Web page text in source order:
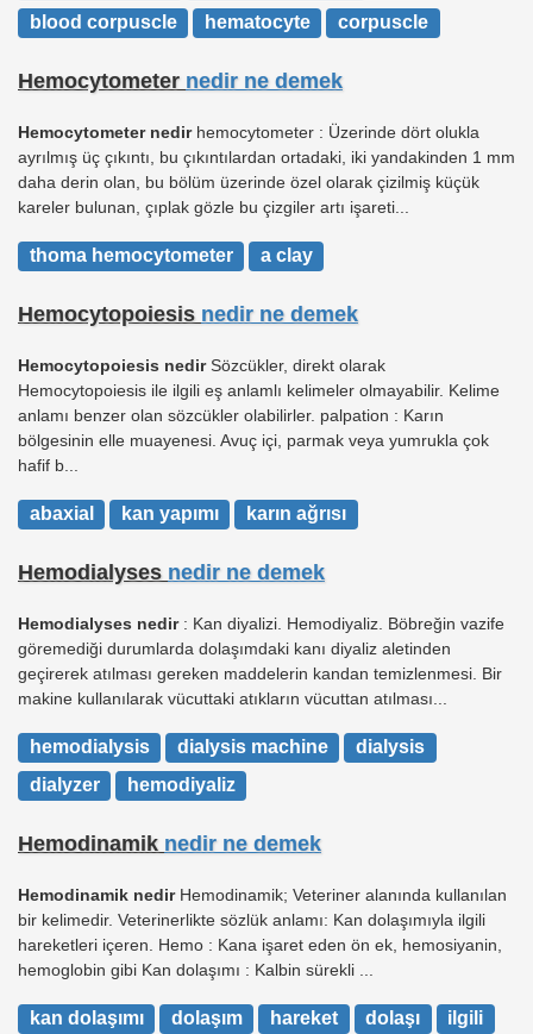
blood corpuscle
hematocyte corpuscle
Hemocytometer nedir ne demek
Hemocytometer nedirhemocytometer : Üzerinde dört olukla
ayrılmış üç çıkıntı, bu çıkıntılardan ortadaki, iki yandakinden 1 mm
daha derin olan, bu bölüm üzerinde özel olarak çizilmiş küçük
kareler bulunan, çıplak gözle bu çizgiler artı işareti...
thoma hemocytometer a clay
Hemocytopoiesis nedir ne demek
Hemocytopoiesis nedirSözcükler, direkt olarak
Hemocytopoiesis ile ilgili eş anlamlı kelimeler olmayabilir. Kelime
anlamı benzer olan sözcükler olabilirler. palpation : Karın
bölgesinin elle muayenesi. Avuç içi, parmak veya yumrukla çok
hafif b...
abaxial kan yapımı karın ağrısı
Hemodialyses nedir ne demek
Hemodialyses nedir: Kan diyalizi. Hemodiyaliz. Böbreğin vazife
göremediği durumlarda dolaşımdaki kanı diyaliz aletinden
geçirerek atılması gereken maddelerin kandan temizlenmesi. Bir
makine kullanılarak vücuttaki atıkların vücuttan atılması...
hemodialysis dialysis machine
dialysis
dialyzer
hemodiyaliz
Hemodinamik nedir ne demek
Hemodinamik nedirHemodinamik; Veteriner alanında kullanılan
bir kelimedir. Veterinerlikte sözlük anlamı: Kan dolaşımıyla ilgili
hareketleri içeren. Hemo : Kana işaret eden ön ek, hemosiyanin,
hemoglobin gibi Kan dolaşımı : Kalbin sürekli ...
kan dolaşımı dolaşım hareket dolaşı ilgili